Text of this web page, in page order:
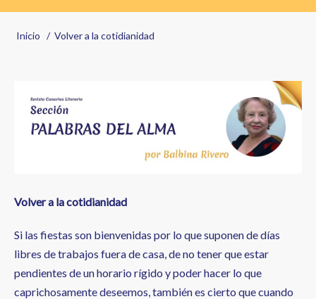
Sobrescribir
ayuda
a
la
Inicio Volver a la cotidianidad
Volver a la cotidianidad
Si las fiestas son bienvenidas por lo que suponen de días
libres de trabajos fuera de casa, de no tener que estar
pendientes de un horario rígido y poder hacer lo que
caprichosamente deseemos, también es cierto que cuando